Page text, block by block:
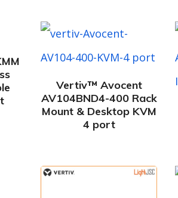
Vertiv™ Avocent
AV104BND4-400 Rack
Mount & Desktop KVM
4 port